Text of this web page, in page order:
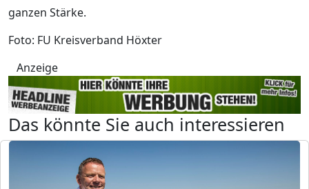
ganzen Stärke.
Foto: FU Kreisverband Höxter
Anzeige
Das könnte Sie auch interessieren